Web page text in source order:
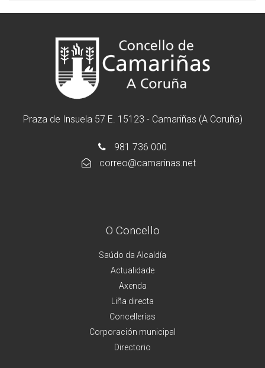
Praza de Insuela 57 E. 15123 - Camariñas (A Coruña)
981 736 000
correo@camarinas.net
O Concello
Saúdo da Alcaldía
Actualidade
Axenda
Liña directa
Concellerías
Corporación municipal
Directorio